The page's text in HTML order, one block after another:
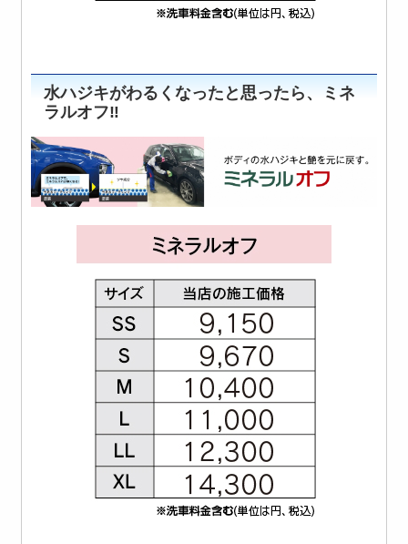
水ハジキがわるくなったと思ったら、ミネ
ラルオフ‼